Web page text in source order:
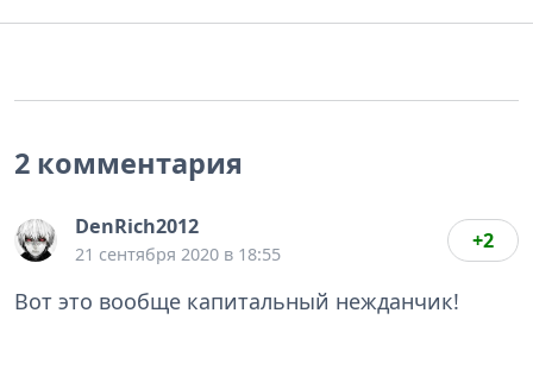
2 комментария
DenRich2012
21 сентября 2020 в 18:55
+2
Вот это вообще капитальный нежданчик!